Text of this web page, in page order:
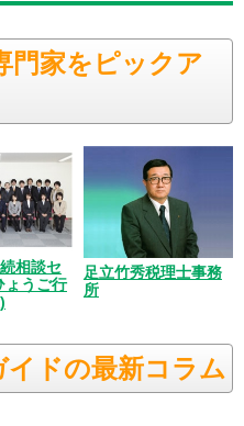
門家をピックア
相談セ
うご行
足立竹秀税理士事務
所
イドの最新コラム